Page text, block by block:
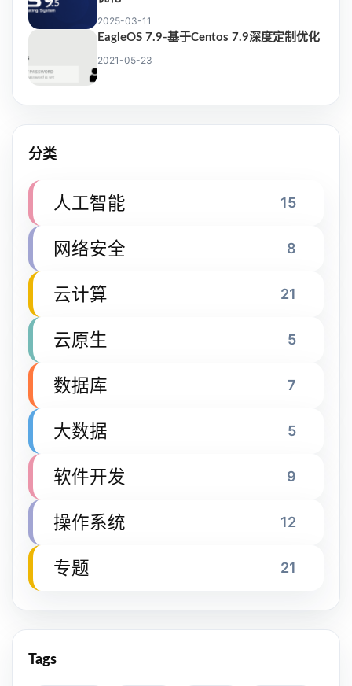
2025-03-11
EagleOS 7.9-基于Centos 7.9深度定制优化
2021-05-23
分类
人工智能 15
网络安全 8
云计算 21
云原生 5
数据库 7
大数据 5
软件开发 9
操作系统 12
专题 21
Tags